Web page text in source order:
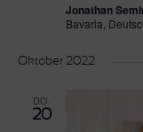
Jonathan
Bavaria,
Oktober 2022
DO.
20